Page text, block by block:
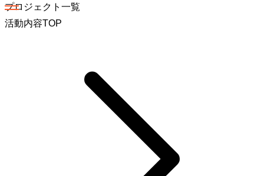
プロジェクト一覧
活動内容TOP